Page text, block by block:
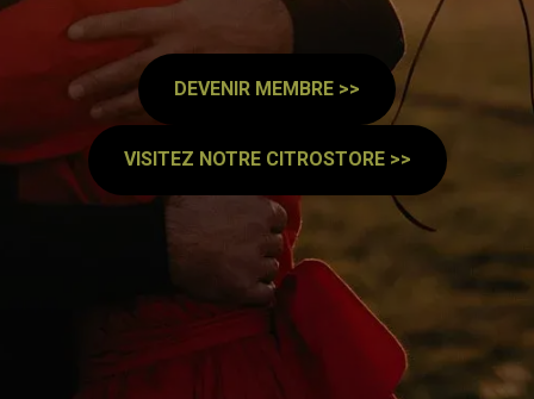
DEVENIR MEMBRE >>
VISITEZ NOTRE CITROSTORE >>